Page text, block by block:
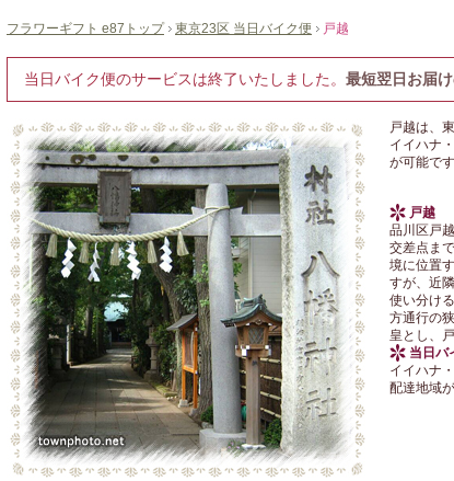
フラワーギフト e87トップ
東京23区 当日バイク便
戸越
当日バイク便のサービスは終了いたしました。 最短翌日お届
戸越は、
イイハナ
が可能です
戸越
品川区戸
交差点ま
境に位置
すが、近
使い分け
方通行の
皇とし、
当日バ
イイハナ
配達地域